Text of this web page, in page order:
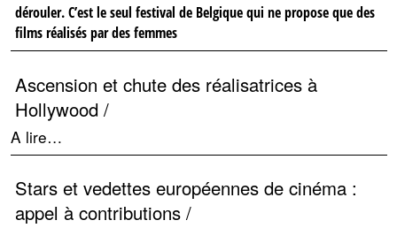
dérouler. C’est le seul festival de Belgique qui ne propose que des
films réalisés par des femmes
Ascension et chute des réalisatrices à
Hollywood /
A lire…
Stars et vedettes européennes de cinéma :
appel à contributions /